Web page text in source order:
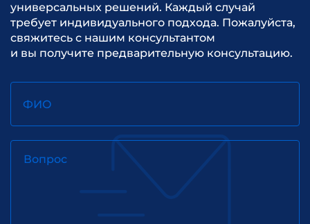
универсальных решений. Каждый случай
требует индивидуального подхода. Пожалуйста,
свяжитесь с нашим консультантом
и вы получите предварительную консультацию.
ФИО
Вопрос